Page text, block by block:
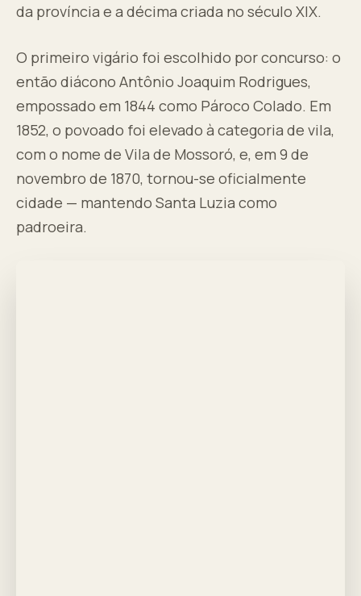
da província e a décima criada no século XIX.
O primeiro vigário foi escolhido por concurso: o
então diácono Antônio Joaquim Rodrigues,
empossado em 1844 como Pároco Colado. Em
1852, o povoado foi elevado à categoria de vila,
com o nome de Vila de Mossoró, e, em 9 de
novembro de 1870, tornou-se oficialmente
cidade — mantendo Santa Luzia como
padroeira.